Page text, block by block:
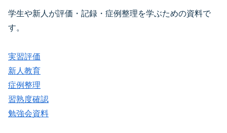
学生や新人が評価・記録・症例整理を学ぶための資料で
す。
実習評価
新人教育
症例整理
習熟度確認
勉強会資料